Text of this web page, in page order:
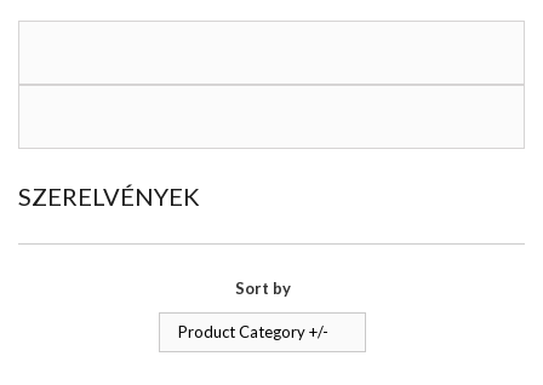
SZERELVÉNYEK
Sort by
Product Category +/-